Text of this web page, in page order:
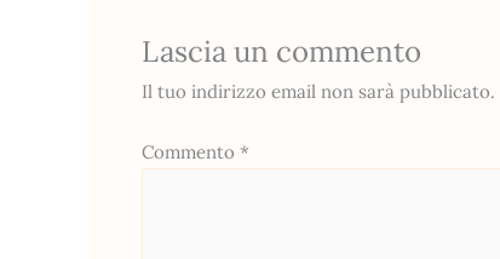
Lascia un commento
Il tuo indirizzo email non sarà pubblicato.
Commento *